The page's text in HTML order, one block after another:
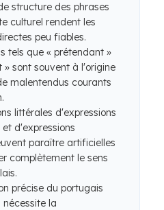
structure des phrases
culturel rendent les
peu fiables.
tels que « prétendant »
» sont souvent à l'origine
malentendus courants
littérales d'expressions
d'expressions
paraître artificielles
complètement le sens
précise du portugais
la